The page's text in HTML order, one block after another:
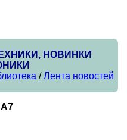
НОВИНКИ
/Лента новостей